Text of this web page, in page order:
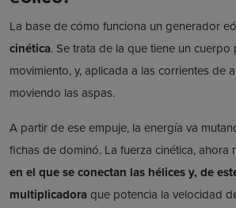
La base de cómo funciona un generador
cinética. Se trata de la que tiene un
movimiento, y, aplicada a las corrientes de
moviendo las aspas.
A partir de ese empuje, la energía va
fichas de dominó. La fuerza cinética, ahora
en el que se conectan las hélices y, de
multiplicadora que potencia la velocidad